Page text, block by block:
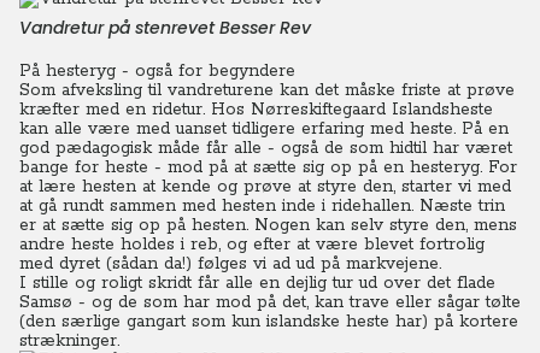
Vandretur på stenrevet Besser Rev
På hesteryg - også for begyndere
Som afveksling til vandreturene kan det måske friste at prøve
kræfter med en ridetur. Hos Nørreskiftegaard Islandsheste
kan alle være med uanset tidligere erfaring med heste. På en
god pædagogisk måde får alle - også de som hidtil har været
bange for heste - mod på at sætte sig op på en hesteryg. For
at lære hesten at kende og prøve at styre den, starter vi med
at gå rundt sammen med hesten inde i ridehallen. Næste trin
er at sætte sig op på hesten. Nogen kan selv styre den, mens
andre heste holdes i reb, og efter at være blevet fortrolig
med dyret (sådan da!) følges vi ad ud på markvejene.
I stille og roligt skridt får alle en dejlig tur ud over det flade
Samsø - og de som har mod på det, kan trave eller sågar tølte
(den særlige gangart som kun islandske heste har) på kortere
strækninger.